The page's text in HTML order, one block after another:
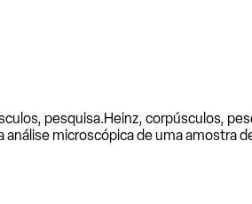
pesquisa.Heinz, corpúsculos,
microscópica de uma amostra